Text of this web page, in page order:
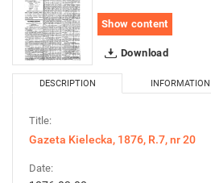
Show content
Download
DESCRIPTION INFORMATION
Title:
Gazeta Kielecka, 1876, R.7, nr 20
Date: